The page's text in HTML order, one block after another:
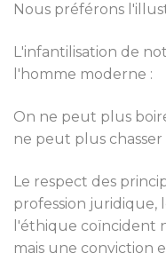
Nous préférons
L'infantilisation de
l'homme moderne :
On ne peut plus
ne peut plus
Le respect des
profession juridique,
l'éthique coïncident
mais une conviction